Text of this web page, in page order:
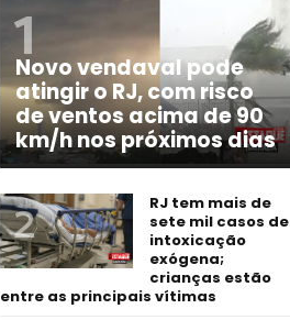
Novo vendaval pode
atingir o RJ, com risco
de ventos acima de 90
km/h nos próximos dias
RJ tem mais de
sete mil casos de
intoxicação
exógena;
crianças estão
entre as principais vítimas